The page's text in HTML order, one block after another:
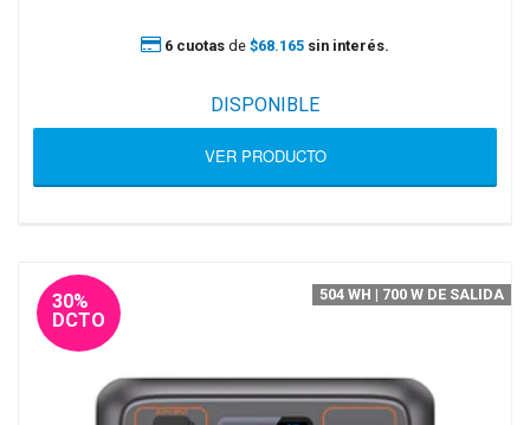
6 cuotas de $68.165 sin interés.
DISPONIBLE
VER PRODUCTO
30%
DCTO
504 WH | 700 W DE SALIDA